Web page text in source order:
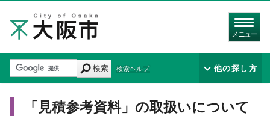
メニュー
検索 検索ヘルプ 他の探し方
「見積参考資料」の取扱いについて